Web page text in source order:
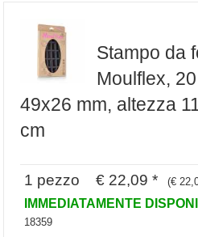
Stampo da
Moulflex,
49x26 mm, altezza
cm
1 pezzo € 22,09 * (€
IMMEDIATAMENTE
18359